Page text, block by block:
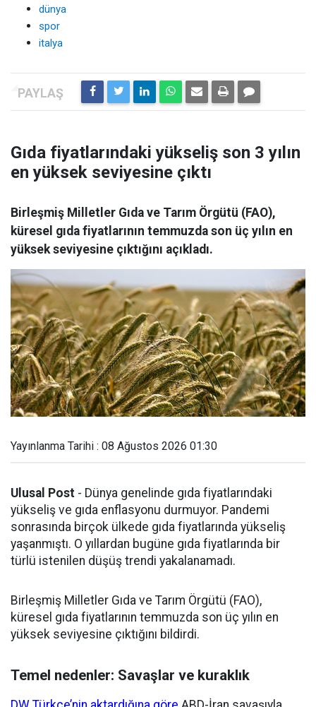
dünya
spor
italya
Gıda fiyatlarındaki yükseliş son 3 yılın
en yüksek seviyesine çıktı
Birleşmiş Milletler Gıda ve Tarım Örgütü (FAO),
küresel gıda fiyatlarının temmuzda son üç yılın en
yüksek seviyesine çıktığını açıkladı.
Yayınlanma Tarihi : 08 Ağustos 2026 01:30
Ulusal Post - Dünya genelinde gıda fiyatlarındaki
yükseliş ve gıda enflasyonu durmuyor. Pandemi
sonrasında birçok ülkede gıda fiyatlarında yükseliş
yaşanmıştı. O yıllardan bugüne gıda fiyatlarında bir
türlü istenilen düşüş trendi yakalanamadı.
Birleşmiş Milletler Gıda ve Tarım Örgütü (FAO),
küresel gıda fiyatlarının temmuzda son üç yılın en
yüksek seviyesine çıktığını bildirdi.
Temel nedenler: Savaşlar ve kuraklık